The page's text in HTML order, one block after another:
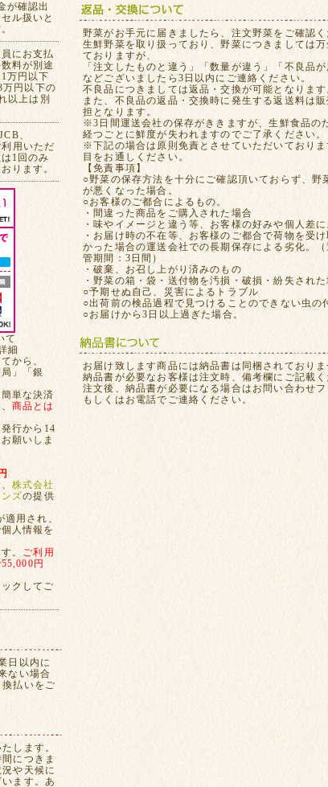
が確認出
ル扱いと
にお支払
料が別途
万円以下
万円以下の
以上は別
、
用いただ
1回のみ
ります。
て
細
から、
」「銀
単な決済
商品とは
行から14
願いしま
株式会社
ズの提供
用され、
人情報を
。 ご利用
円
クしてご
日以内に
ない場合
払いをご
します。
につきま
や天候に
ます。あ
野菜がお手元に届きましたら、注文野菜をご確認く
生鮮野菜を取り扱っており、野菜につきましては万
ておりますが、
「注文したものと違う」「数量が違う」「不良品が
などございましたら3日以内にご連絡ください。
不良品につきましては返品・交換が可能となります
また、不良品の返品・交換時に発生する返送料は販
担となります。
※3日間運送会社の保存がききますが、生鮮食品の
経つごとに鮮度が失われますのでご了承ください。
※下記の場合は原則免責とさせていただいておりま
目をお通しください。
【免責事項】
○野菜の保存方法を十分にご確認頂いておらず、野
が悪くなった場合。
○お客様のご都合によるもの。
・間違った商品をご購入された場合
・味やイメージと違う等、お客様の好みや個人差
・お届け時の不在等、お客様のご都合で荷物を受
かった場合の運送会社での長期保存による劣化。
管期間：3日間）
・破棄、お召し上がり済みのもの
・野菜の箱・袋・送付物を汚損・破損・紛失された
○予期せぬ自己、災害によるトラブル
○出荷前の検品過程で見つけることのできない虫の
○お届けから3日以上過ぎた場合。
お届け致します商品には納品書は同梱されておりま
納品書が必要なお客様は注文時、備考欄にご記載く
注文後、納品書が必要になる場合はお問い合わせフ
もしくはお電話でご連絡ください。